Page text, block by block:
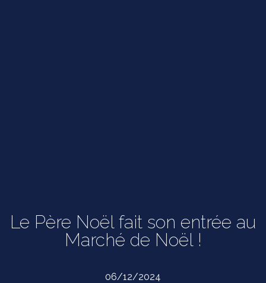
Le Père Noël fait son entrée au
Marché de Noël !
06/12/2024